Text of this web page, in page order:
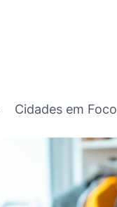
Cidades em Foco